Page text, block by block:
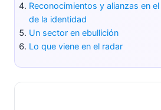
Cifras operativas que sostienen
prima
Reconocimientos y alianzas en
frente de la identidad